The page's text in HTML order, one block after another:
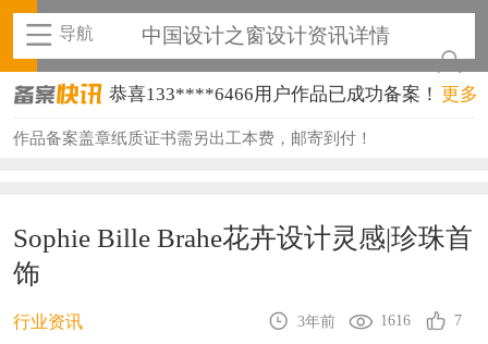
导航 中国设计之窗设计资讯详情
恭喜133****6466用户作品已成功备案！
恭喜131****1475用户作品已成功备案！
恭喜138****8638用户作品已成功备案！
恭喜136****9807用户作品已成功备案！
更多
作品备案盖章纸质证书需另出工本费，邮寄到付！
Sophie Bille Brahe花卉设计灵感|珍珠首
饰
行业资讯 3年前 1616 7